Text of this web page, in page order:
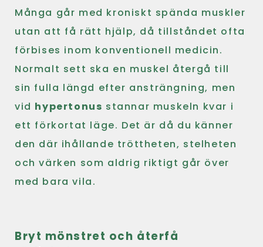
Många går med kroniskt spända muskler
utan att få rätt hjälp, då tillståndet ofta
förbises inom konventionell medicin.
Normalt sett ska en muskel återgå till
sin fulla längd efter ansträngning, men
vid hypertonus stannar muskeln kvar i
ett förkortat läge. Det är då du känner
den där ihållande tröttheten, stelheten
och värken som aldrig riktigt går över
med bara vila.
Bryt mönstret och återfå